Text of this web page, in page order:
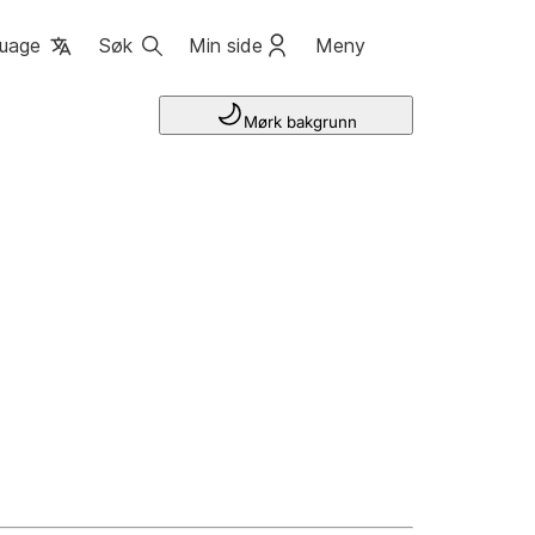
Søk Min side Meny
Mørk bakgrunn